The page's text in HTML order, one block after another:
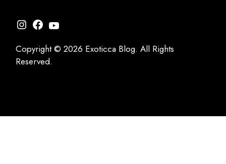
Instagram
Facebook
YouTube
Copyright © 2026 Exoticca Blog. All Rights
Reserved.